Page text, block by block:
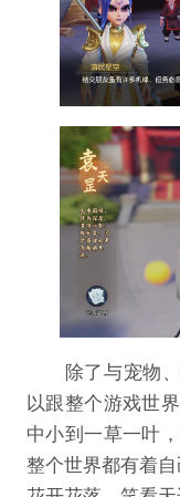
除了与宠物、
以跟整个游戏世
中小到一草一叶
整个世界都有着